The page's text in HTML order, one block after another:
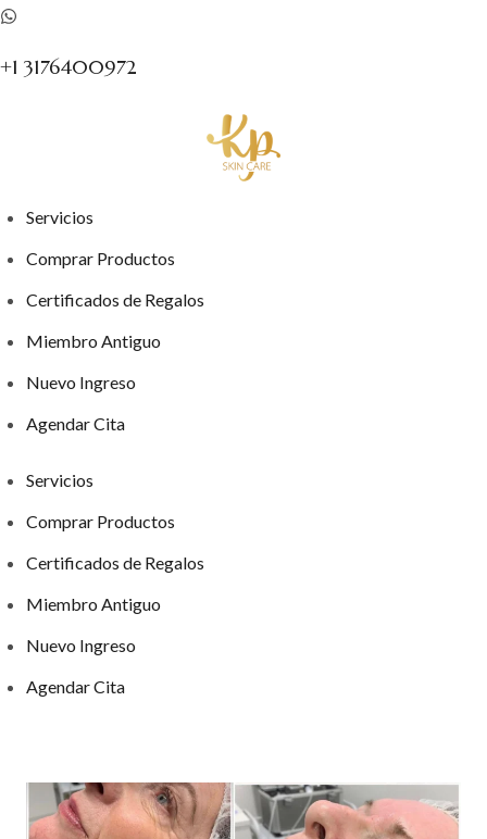
+1 3176400972
Servicios
Comprar Productos
Certificados de Regalos
Miembro Antiguo
Nuevo Ingreso
Agendar Cita
Servicios
Comprar Productos
Certificados de Regalos
Miembro Antiguo
Nuevo Ingreso
Agendar Cita